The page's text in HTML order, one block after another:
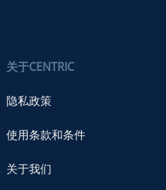
关于CENTRIC
隐私政策
使用条款和条件
关于我们